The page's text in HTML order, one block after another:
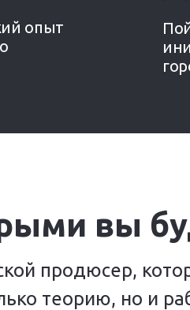
опыт
вы
продюсер,
теорию, но и